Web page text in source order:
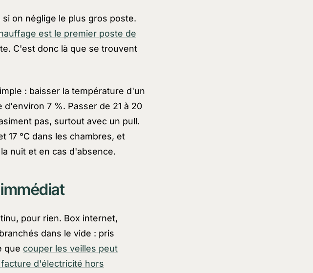
on néglige le plus gros poste.
est le premier poste de
C'est donc là que se trouvent
: baisser la température d'un
7 %. Passer de 21 à 20
pas, surtout avec un pull.
17 °C dans les chambres, et
nuit et en cas d'absence.
pour rien. Box internet,
dans le vide : pris
que couper les veilles peut
d'électricité hors